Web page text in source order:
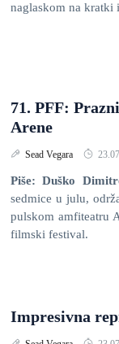
naglaskom na kratki
71. PFF:
Arene
Sead Vegara
Piše: Duško
sedmice u julu,
pulskom amfiteatru
filmski festival.
Impresivna